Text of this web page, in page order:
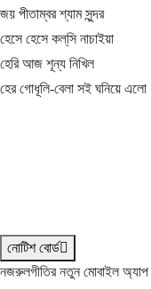
জয় পীতাম্বর শ্যাম সুন্দর
হেসে হেসে কল্‌সি নাচাইয়া
হেরি আজ শূন্য নিখিল
হের গোধূলি-বেলা সই ঘনিয়ে এলো
নোটিশ বোর্ড
নজরুলগীতির নতুন মোবাইল